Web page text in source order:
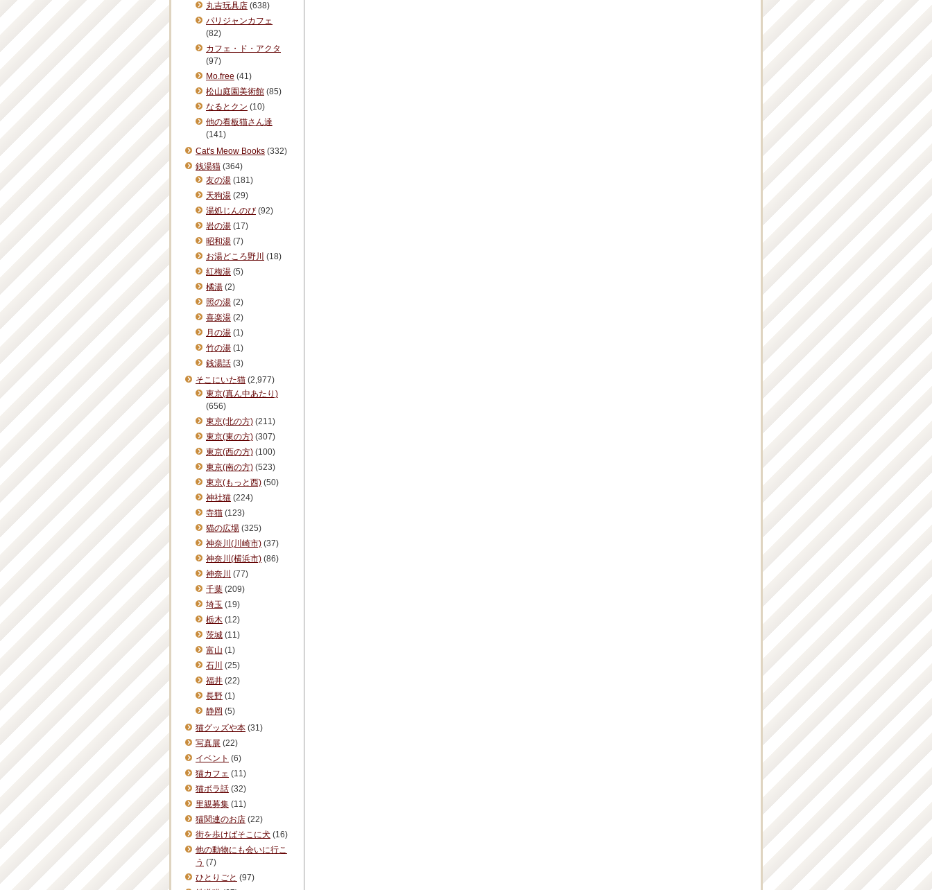
丸吉玩具店 (638)
パリジャンカフェ
(82)
カフェ・ド・アクタ
(97)
Mo.free (41)
松山庭園美術館 (85)
なるとクン (10)
他の看板猫さん達
(141)
Cat's Meow Books (332)
銭湯猫 (364)
友の湯 (181)
天狗湯 (29)
湯処じんのび (92)
岩の湯 (17)
昭和湯 (7)
お湯どころ野川 (18)
紅梅湯 (5)
橘湯 (2)
照の湯 (2)
喜楽湯 (2)
月の湯 (1)
竹の湯 (1)
銭湯話 (3)
そこにいた猫 (2,977)
東京(真ん中あたり)
(656)
東京(北の方) (211)
東京(東の方) (307)
東京(西の方) (100)
東京(南の方) (523)
東京(もっと西) (50)
神社猫 (224)
寺猫 (123)
猫の広場 (325)
神奈川(川崎市) (37)
神奈川(横浜市) (86)
神奈川 (77)
千葉 (209)
埼玉 (19)
栃木 (12)
茨城 (11)
富山 (1)
石川 (25)
福井 (22)
長野 (1)
静岡 (5)
猫グッズや本 (31)
写真展 (22)
イベント (6)
猫カフェ (11)
猫ボラ話 (32)
里親募集 (11)
猫関連のお店 (22)
街を歩けばそこに犬 (16)
他の動物にも会いに行こ
う (7)
ひとりごと (97)